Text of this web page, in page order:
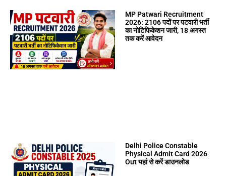
MP Patwari Recruitment
2026: 2106 पदों पर पटवारी भर्ती
का नोटिफिकेशन जारी, 18 अगस्त
तक करें आवेदन
Delhi Police Constable
Physical Admit Card 2026
Out यहां से करें डाउनलोड